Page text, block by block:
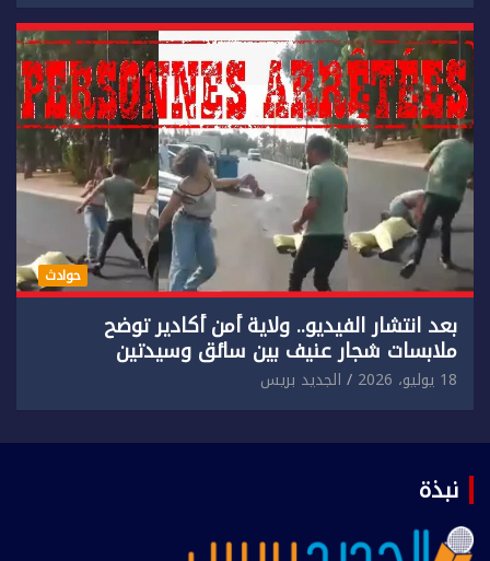
حوادث
بعد انتشار الفيديو.. ولاية أمن أكادير توضح
ملابسات شجار عنيف بين سائق وسيدتين
18 يوليو، 2026 الجديد بريس
نبذة